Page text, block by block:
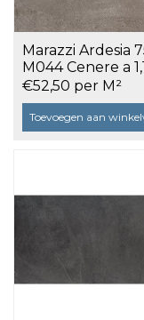
Marazzi Ardesia
M044 Cenere a
€52,50 per M²
Toevoegen aan